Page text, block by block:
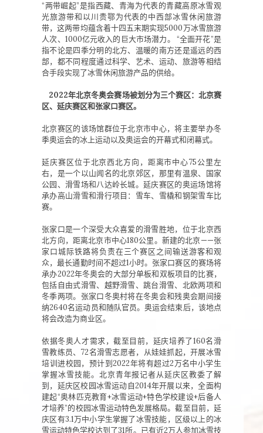
“两带崛起”是指西藏、青海为代表的青藏高原冰雪观
光旅游带和以川贵鄂为代表的中西部冰雪休闲旅游
带，这两带均蕴含着十四五末期实现5000万冰雪旅游
人次、1000亿元收入的巨大市场潜力。 “全面开花”是
指不论是四季分明的北方、温暖的南方还是遥远的西
部，都不同程度通过科学、艺术、运动、旅游等相结
合手段实现了冰雪休闲旅游产品的供给。
2022年北京冬奥会赛场被划分为三个赛区：北京赛
区、延庆赛区和张家口赛区。
北京赛区的该场馆群位于北京市中心，将主要举办冬
季奥运会的冰上运动以及奥运会的开幕式和闭幕式。
延庆赛区位于北京西北方向，距离市中心75公里左
右，是一个以山闻名的北京郊区，那里有温泉、国家
公园、滑雪场和八达岭长城。延庆赛区的奥运场馆将
承办高山滑雪和滑行项目：雪车、雪橇和钢架雪车比
赛。
张家口是一个深受大众喜爱的滑雪胜地，位于北京西
北方向，距离北京市中心180公里。新建的北京——张
家口城际铁路将负责在三个赛区之间输送游客和观
众，最长通勤时间不超过1小时。张家口赛区的赛场将
承办2022年冬奥会的大部分单板和双板项目的比赛，
包括自由式滑雪、越野滑雪、跳台滑雪、北欧两项和
冬季两项。张家口冬奥村将在冬奥会和残奥会期间接
纳2640名运动员和随队官员。奥运会结束后，该地点
将会改造为商业区。
依据冬奥人才需求，截至目前，延庆培养了160名滑
雪教练员、72名滑雪志愿者，从娃娃抓起，开展冰雪
培训进校园，预计到2022年将有超过2万名中小学生
掌握冰雪技能。北京青年报记者从延庆区教委了解
到，延庆区校园冰雪运动自2014年开展以来，全面构
建起“奥林匹克教育+冰雪运动+特色学校建设+后备人
才培养”的校园冰雪运动特色发展格局。截至目前，延
庆区有3.1万中小学生掌握了冰雪技能，区级以上的冰
雪运动特色学校达到了31所。已有近2万人参加冰雪技